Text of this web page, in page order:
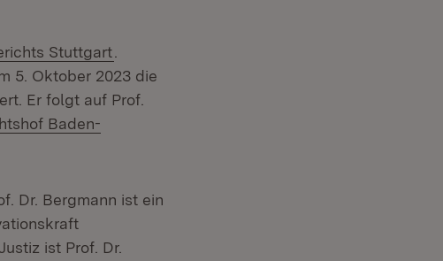
Stuttgart
5. Oktober 2023 die
Er folgt auf Prof.
Baden-
Dr. Bergmann ist ein
ist Prof. Dr.